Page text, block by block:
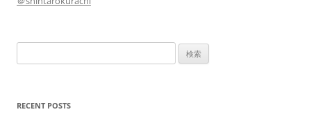
索:
RECENT POSTS